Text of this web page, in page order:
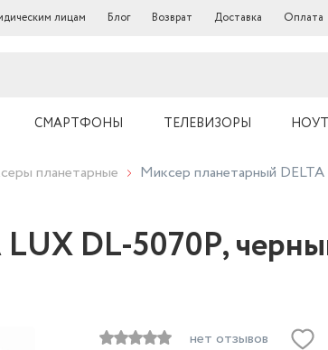
лицам Блог Возврат Доставка Оплата
СМАРТФОНЫ ТЕЛЕВИЗОРЫ
планетарные Миксер планетарный
DL-5070Р,
нет отзывов